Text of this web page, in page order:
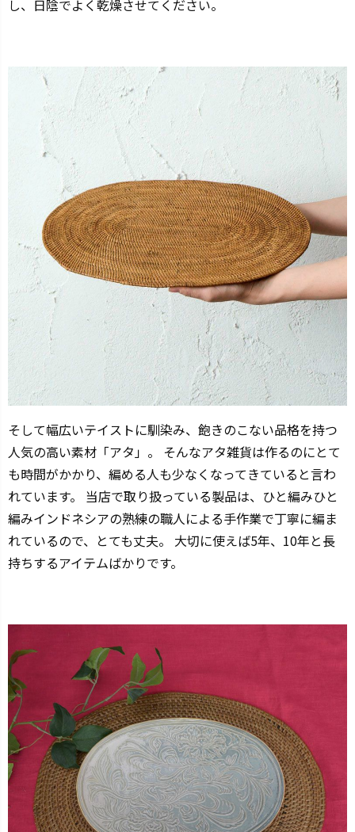
し、日陰でよく乾燥させてください。
そして幅広いテイストに馴染み、飽きのこない品格を持つ
人気の高い素材「アタ」。 そんなアタ雑貨は作るのにとて
も時間がかかり、編める人も少なくなってきていると言わ
れています。 当店で取り扱っている製品は、ひと編みひと
編みインドネシアの熟練の職人による手作業で丁寧に編ま
れているので、とても丈夫。 大切に使えば5年、10年と長
持ちするアイテムばかりです。